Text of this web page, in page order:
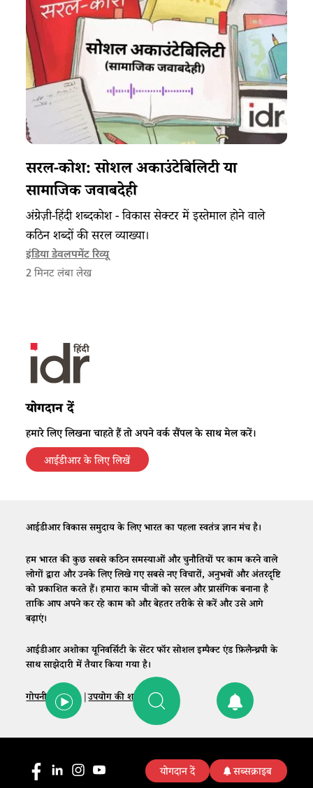
सरल-कोश: सोशल अकाउंटेबिलिटी या
सामाजिक जवाबदेही
अंग्रेज़ी-हिंदी शब्दकोश - विकास सेक्टर में इस्तेमाल होने वाले
कठिन शब्दों की सरल व्याख्या।
इंडिया डेवलपमेंट रिव्यू
2 मिनट लंबा लेख
योगदान दें
हमारे लिए लिखना चाहते हैं तो अपने वर्क सैंपल के साथ मेल करें।
आईडीआर के लिए लिखें
आईडीआर विकास समुदाय के लिए भारत का पहला स्वतंत्र ज्ञान मंच है।
हम भारत की कुछ सबसे कठिन समस्याओं और चुनौतियों पर काम करने वाले
लोगों द्वारा और उनके लिए लिखे गए सबसे नए विचारों, अनुभवों और अंतरदृष्टि
को प्रकाशित करते हैं। हमारा काम चीजों को सरल और प्रासंगिक बनाना है
ताकि आप अपने कर रहे काम को और बेहतर तरीके से करें और उसे आगे
बढ़ाएं।
आईडीआर अशोका यूनिवर्सिटी के सेंटर फॉर सोशल इम्पैक्ट एंड फ़िलैन्थ्रपी के
साथ साझेदारी में तैयार किया गया है।
गोपनीयता नीति|उपयोग की शर्तें |संपर्क
योगदान दें सब्सक्राइब